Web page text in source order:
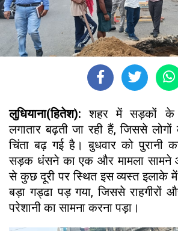
लुधियाना(हितेश):शहर में सड़कों के
लगातार बढ़ती जा रही हैं, जिससे
चिंता बढ़ गई है। बुधवार को पुरानी
सड़क धंसने का एक और मामला सामने
से कुछ दूरी पर स्थित इस व्यस्त इलाके
बड़ा गड्ढा पड़ गया, जिससे राहगीरों
परेशानी का सामना करना पड़ा।